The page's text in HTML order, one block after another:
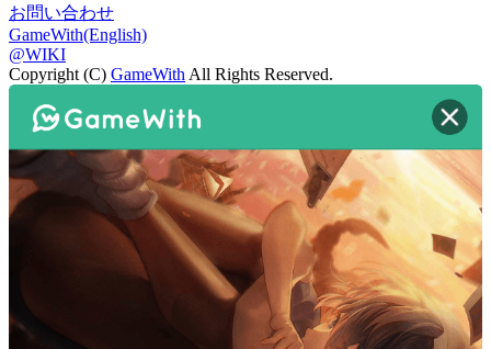
お問い合わせ
GameWith(English)
@WIKI
Copyright (C) GameWith All Rights Reserved.